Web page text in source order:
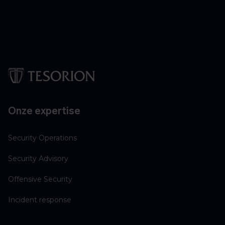
Onze expertise
Security Operations
Security Advisory
Offensive Security
Incident response